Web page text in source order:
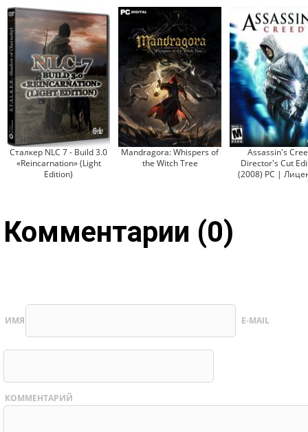
Сталкер NLC 7 - Build 3.0
«Reincarnation» (Light
Edition)
Mandragora: Whispers of
the Witch Tree
Assassin's
Director's Cut
(2008) PC |
Комментарии (0)
ИМЯ E-MAIL
КОММЕНТАРИЙ